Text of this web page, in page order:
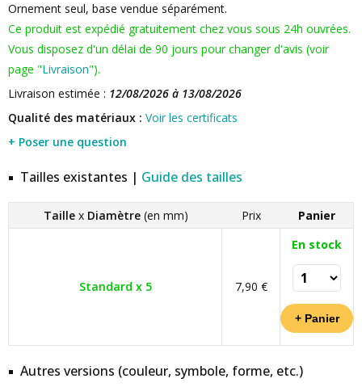
Ornement seul, base vendue séparément.
Ce produit est expédié gratuitement chez vous sous 24h ouvrées.
Vous disposez d'un délai de 90 jours pour changer d'avis (voir
page "Livraison").
Livraison estimée : 12/08/2026 à 13/08/2026
Qualité des matériaux : Voir les certificats
+ Poser une question
Tailles existantes | Guide des tailles
Taille x Diamètre (en mm) Prix Panier
Standard x 5 7,90 €
En stock
Autres versions (couleur, symbole, forme, etc.)